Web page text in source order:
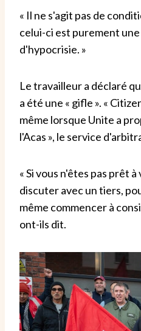
« Il ne s'agit pas de
celui-ci est purement
d'hypocrisie. »
Le travailleur a déclaré
a été une « gifle ». «
même lorsque Unite a
l'Acas », le service
« Si vous n'êtes pas prêt
discuter avec un tiers,
même commencer à
ont-ils dit.